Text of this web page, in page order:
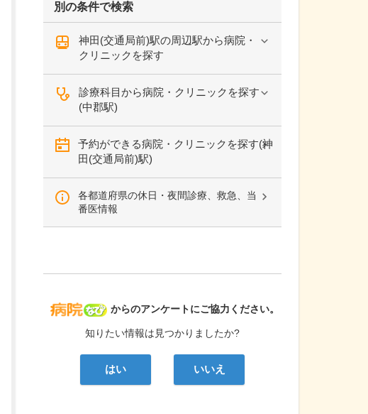
別の条件で検索
神田(交通局前)駅の周辺駅から病院・
クリニックを探す
診療科目から病院・クリニックを探す
(中郡駅)
予約ができる病院・クリニックを探す(神
田(交通局前)駅)
各都道府県の休日・夜間診療、救急、当
番医情報
病院なび
からのアンケートにご協力ください。
知りたい情報は見つかりましたか?
はい いいえ